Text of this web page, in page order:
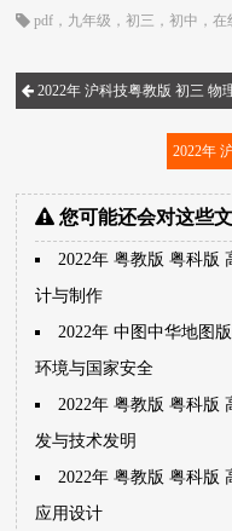
pdf ， 九年级 ，初三 ，初中 ，在
2022年 沪科技粤教版 初三 物
2022年
您可能还会对这些
2022年 粤教版 粤科版
计与制作
2022年 中图中华地图
环境与国家安全
2022年 粤教版 粤科版
发与技术发明
2022年 粤教版 粤科版
应用设计